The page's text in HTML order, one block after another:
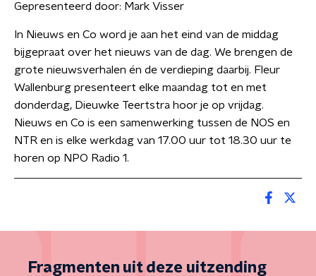
Gepresenteerd door: Mark Visser
In Nieuws en Co word je aan het eind van de middag
bijgepraat over het nieuws van de dag. We brengen de
grote nieuwsverhalen én de verdieping daarbij. Fleur
Wallenburg presenteert elke maandag tot en met
donderdag, Dieuwke Teertstra hoor je op vrijdag.
Nieuws en Co is een samenwerking tussen de NOS en
NTR en is elke werkdag van 17.00 uur tot 18.30 uur te
horen op NPO Radio 1.
Fragmenten uit deze uitzending